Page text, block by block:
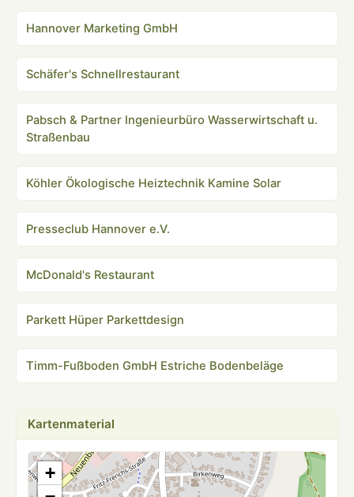
Hannover Marketing GmbH
Schäfer's Schnellrestaurant
Pabsch & Partner Ingenieurbüro Wasserwirtschaft u.
Straßenbau
Köhler Ökologische Heiztechnik Kamine Solar
Presseclub Hannover e.V.
McDonald's Restaurant
Parkett Hüper Parkettdesign
Timm-Fußboden GmbH Estriche Bodenbeläge
Kartenmaterial
+